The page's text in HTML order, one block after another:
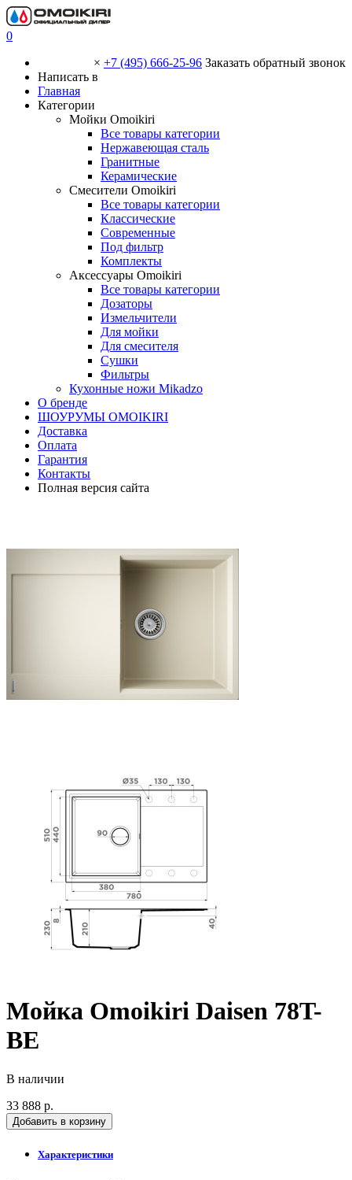
0
× +7 (495) 666-25-96 Заказать обратный звонок
Написать в
Главная
Категории
Мойки Omoikiri
Все товары категории
Нержавеющая сталь
Гранитные
Керамические
Смесители Omoikiri
Все товары категории
Классические
Современные
Под фильтр
Комплекты
Аксессуары Omoikiri
Все товары категории
Дозаторы
Измельчители
Для мойки
Для смесителя
Сушки
Фильтры
Кухонные ножи Mikadzo
О бренде
ШОУРУМЫ OMOIKIRI
Доставка
Оплата
Гарантия
Контакты
Полная версия сайта
Мойка Omoikiri Daisen 78T-
BE
В наличии
33 888 р.
Добавить в корзину
Характеристики